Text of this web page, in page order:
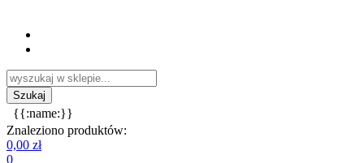
{{:name:}}
Znaleziono produktów:
0,00 zł
0